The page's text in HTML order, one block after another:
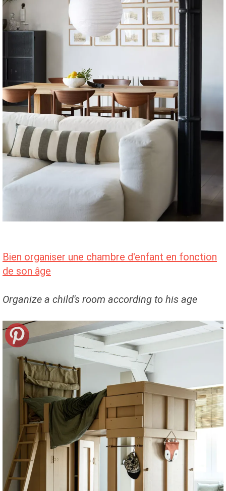
Bien organiser une chambre d'enfant en fonction
de son âge
Organize a child's room according to his age